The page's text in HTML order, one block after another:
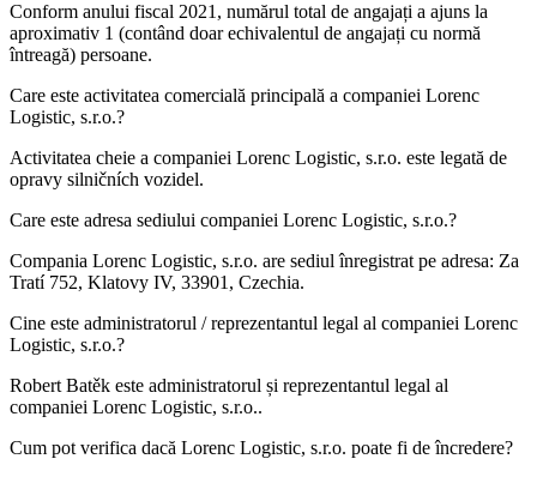
Conform anului fiscal 2021, numărul total de angajați a ajuns la
aproximativ 1 (contând doar echivalentul de angajați cu normă
întreagă) persoane.
Care este activitatea comercială principală a companiei Lorenc
Logistic, s.r.o.?
Activitatea cheie a companiei Lorenc Logistic, s.r.o. este legată de
opravy silničních vozidel.
Care este adresa sediului companiei Lorenc Logistic, s.r.o.?
Compania Lorenc Logistic, s.r.o. are sediul înregistrat pe adresa: Za
Tratí 752, Klatovy IV, 33901, Czechia.
Cine este administratorul / reprezentantul legal al companiei Lorenc
Logistic, s.r.o.?
Robert Batěk este administratorul și reprezentantul legal al
companiei Lorenc Logistic, s.r.o..
Cum pot verifica dacă Lorenc Logistic, s.r.o. poate fi de încredere?